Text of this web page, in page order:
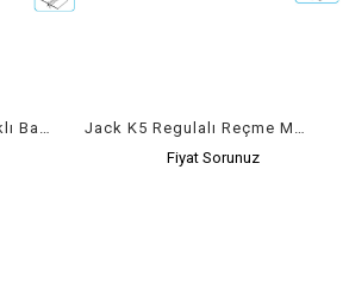
Fiyat Sorunuz